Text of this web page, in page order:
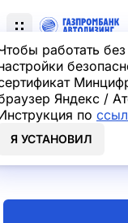
работать
Яндекс /
по
Я УСТАНОВИЛ
Главная Лизинг
СТРАНИЦА
Но мы точно